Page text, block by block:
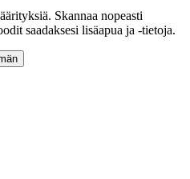
Skannaa nopeasti
saadaksesi lisäapua ja -tietoja.